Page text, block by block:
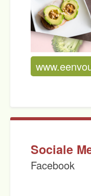
Sociale
Facebook